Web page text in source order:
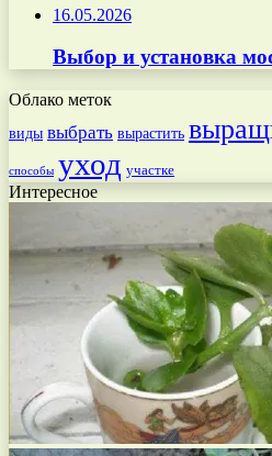
16.05.2026
Выбор и установка
Облако меток
виды выбрать вырастить
способы уход участке
Интересное